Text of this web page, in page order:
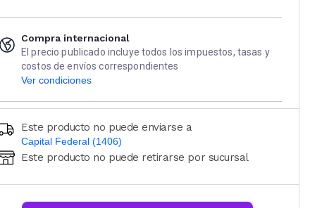
Compra internacional
El precio publicado incluye todos los impuestos, tasas y
costos de envíos correspondientes
Ver condiciones
Este producto no puede enviarse a
Capital Federal (1406)
Ingresá código postal (sólo números)
CALCULAR
Este producto no puede retirarse por sucursal